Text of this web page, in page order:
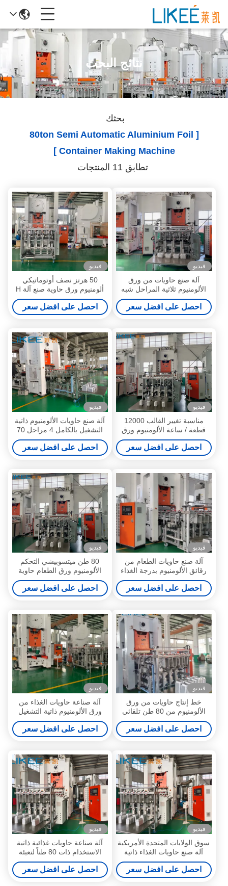
نتائج البحث
بحثك
[ 80ton Semi Automatic Aluminium Foil
Container Making Machine ]
تطابق 11 المنتجات
فيديو
آلة صنع حاويات من ورق
الألومنيوم ثلاثية المراحل شبه
الأوتوماتيكية 75 ضربة / دقيقة
احصل على افضل سعر
فيديو
50 هرتز نصف أوتوماتيكي
ألومنيوم ورق حاوية صنع آلة H
الإطار
احصل على افضل سعر
فيديو
مناسبة تغيير القالب 12000
قطعة / ساعة الألومنيوم ورق
الطعام حاوية صنع آلة
احصل على افضل سعر
فيديو
آلة صنع حاويات الألومنيوم ذاتية
التشغيل بالكامل 4 مراحل 70
ضربة / دقيقة
احصل على افضل سعر
فيديو
آلة صنع حاويات الطعام من
رقائق الألومنيوم بدرجة الغذاء
80 طن شبه أوتوماتيكية
احصل على افضل سعر
فيديو
80 طن ميتسوبيشي التحكم
الألومنيوم ورق الطعام حاوية
صنع آلة للولايات المتحدة
الأمريكية كامل الحجم وعاء
احصل على افضل سعر
فيديو
خط إنتاج حاويات من ورق
الألومنيوم من 80 طن تلقائي
بالكامل للمنازل
احصل على افضل سعر
فيديو
آلة صناعة حاويات الغذاء من
ورق الألومنيوم ذاتية التشغيل
بالكامل مع 4 تجاويف
احصل على افضل سعر
فيديو
سوق الولايات المتحدة الأمريكية
آلة صنع حاويات الغذاء ذاتية
التشغيل بالكامل من ورق
الألومنيوم LK-T80
احصل على افضل سعر
فيديو
آلة صناعة حاويات غذائية ذاتية
الاستخدام ذات 80 طناً لتعبئة
الطعام
احصل على افضل سعر